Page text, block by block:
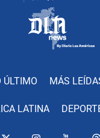
ÚLTIMO MÁS
LATINA